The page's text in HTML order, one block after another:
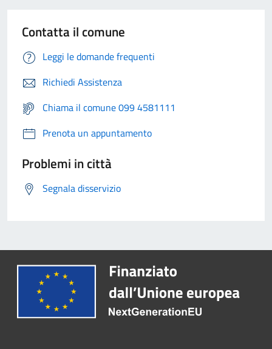
Contatta il comune
Leggi le domande frequenti
Richiedi Assistenza
Chiama il comune 099 4581111
Prenota un appuntamento
Problemi in città
Segnala disservizio